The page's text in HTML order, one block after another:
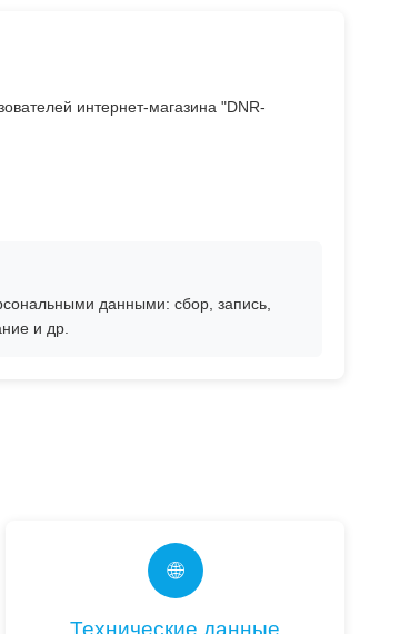
интернет-магазина "DNR-
данными: сбор, запись,
и др.
🌐
Технические данные